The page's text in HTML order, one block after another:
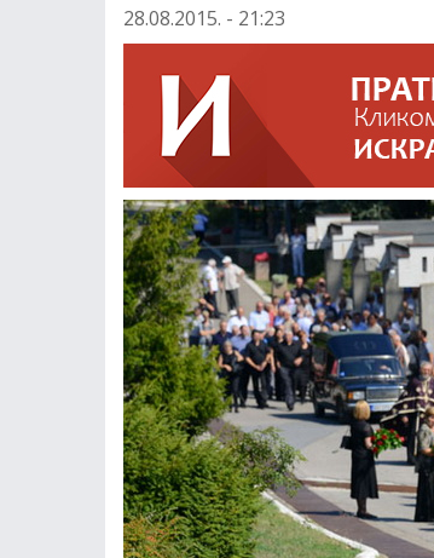
28.08.2015. - 21:23